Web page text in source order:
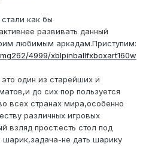
как бы
развивать данный
любимым аркадам.Приступим:
4999/xblpinballfxboxart160w
один из старейших и
до сих пор пользуется
всех странах мира,особенно
различных игровых
взляд прост:есть стол под
шарик,задача-не дать шарику